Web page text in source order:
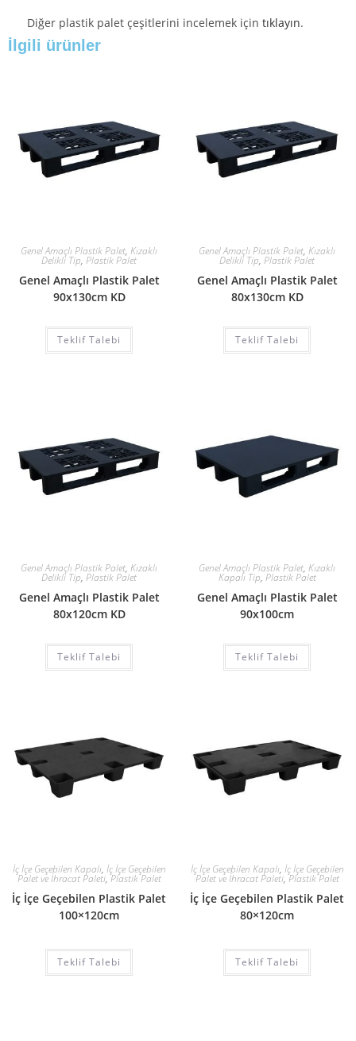
Diğer plastik palet çeşitlerini incelemek için tıklayın.
İlgili ürünler
Genel Amaçlı Plastik Palet, Kızaklı
Delikli Tip, Plastik Palet
Genel Amaçlı Plastik Palet
90x130cm KD
Teklif Talebi
Genel Amaçlı Plastik Palet, Kızaklı
Delikli Tip, Plastik Palet
Genel Amaçlı Plastik Palet
80x130cm KD
Teklif Talebi
Genel Amaçlı Plastik Palet, Kızaklı
Delikli Tip, Plastik Palet
Genel Amaçlı Plastik Palet
80x120cm KD
Teklif Talebi
Genel Amaçlı Plastik Palet, Kızaklı
Kapalı Tip, Plastik Palet
Genel Amaçlı Plastik Palet
90x100cm
Teklif Talebi
İç İçe Geçebilen Kapalı, İç İçe Geçebilen
Palet ve İhracat Paleti,Plastik Palet
İç İçe Geçebilen Plastik Palet
100×120cm
Teklif Talebi
İç İçe Geçebilen Kapalı, İç İçe Geçebilen
Palet ve İhracat Paleti,Plastik Palet
İç İçe Geçebilen Plastik Palet
80×120cm
Teklif Talebi